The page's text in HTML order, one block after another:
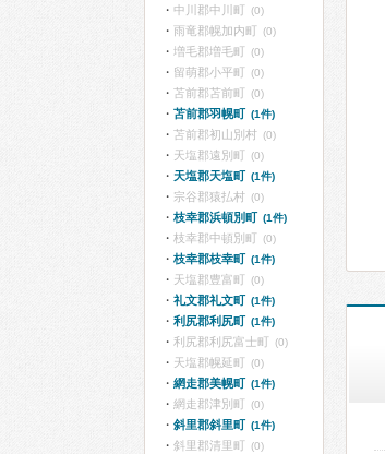
中川郡中川町 (0)
雨竜郡幌加内町 (0)
増毛郡増毛町 (0)
留萌郡小平町 (0)
苫前郡苫前町 (0)
苫前郡羽幌町 (1件)
苫前郡初山別村 (0)
天塩郡遠別町 (0)
天塩郡天塩町 (1件)
宗谷郡猿払村 (0)
枝幸郡浜頓別町 (1件)
枝幸郡中頓別町 (0)
枝幸郡枝幸町 (1件)
天塩郡豊富町 (0)
礼文郡礼文町 (1件)
利尻郡利尻町 (1件)
利尻郡利尻富士町 (0)
天塩郡幌延町 (0)
網走郡美幌町 (1件)
網走郡津別町 (0)
斜里郡斜里町 (1件)
斜里郡清里町 (0)